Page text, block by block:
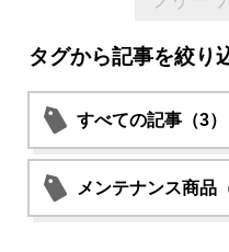
タグから記事を絞り
すべての記事（3）
メンテナンス商品